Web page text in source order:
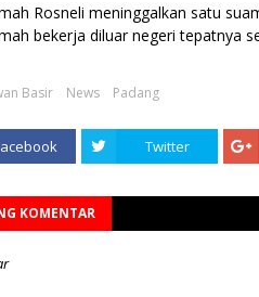
Rosneli meninggalkan satu
bekerja diluar negeri tepatnya
Basir News Padang
Twitter
KOMENTAR